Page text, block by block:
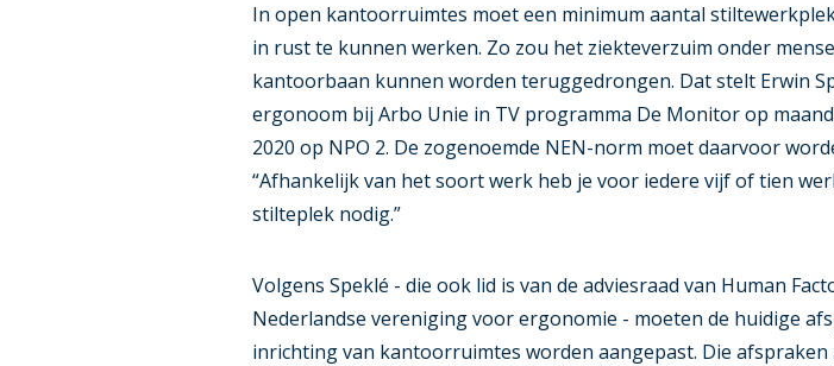
In open kantoorruimtes moet een minimum aantal
in rust te kunnen werken. Zo zou het ziekteverzuim onder
kantoorbaan kunnen worden teruggedrongen. Dat stelt Erwin
ergonoom bij Arbo Unie in TV programma De Monitor op
2020 op NPO 2. De zogenoemde NEN-norm moet daarvoor
“Afhankelijk van het soort werk heb je voor iedere vijf of tien
stilteplek nodig.”
Volgens Speklé - die ook lid is van de adviesraad van Human
Nederlandse vereniging voor ergonomie - moeten de huidige
inrichting van kantoorruimtes worden aangepast. Die afspraken